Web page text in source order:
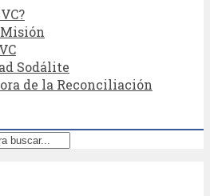
Sodálite
de la Reconciliación